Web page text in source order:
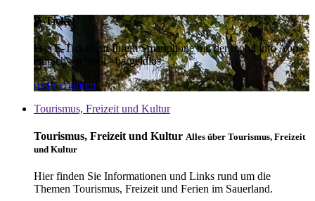
E-Ticket
Das E-Ticket auf Ihrem Smartphone mit der mobil info App -
einfach - schnell - bargeldlos
mehr erfahren
Tourismus, Freizeit und Kultur
Tourismus, Freizeit und Kultur Alles über Tourismus, Freizeit
und Kultur
Hier finden Sie Informationen und Links rund um die
Themen Tourismus, Freizeit und Ferien im Sauerland.